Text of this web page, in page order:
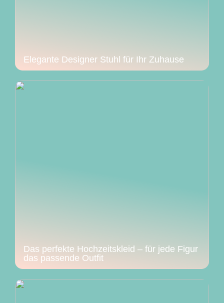
Elegante Designer Stuhl für Ihr Zuhause
Das perfekte Hochzeitskleid – für jede Figur
das passende Outfit